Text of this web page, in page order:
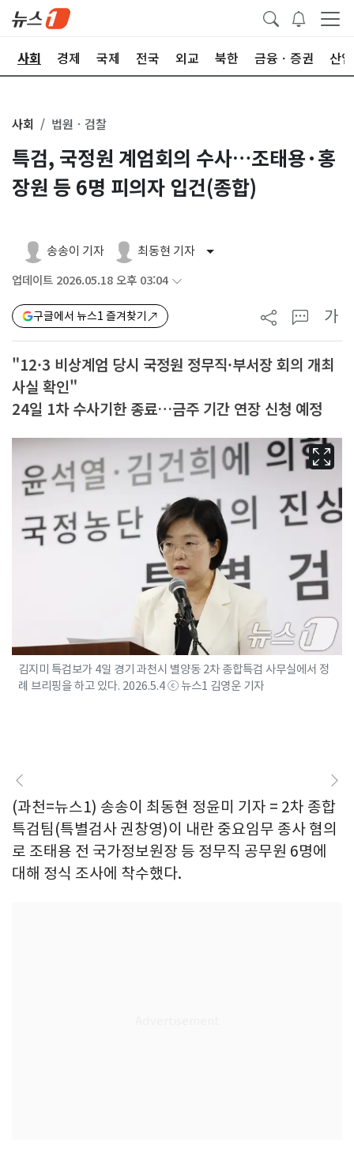
사회 경제 국제 전국 외교 북한 금융ㆍ증권 산업
사회 법원ㆍ검찰
특검, 국정원 계엄회의 수사…조태용·홍
장원 등 6명 피의자 입건(종합)
송송이 기자 최동현 기자
업데이트 2026.05.18 오후 03:04
구글에서 뉴스1 즐겨찾기 가
"12·3 비상계엄 당시 국정원 정무직·부서장 회의 개최
사실 확인"
24일 1차 수사기한 종료…금주 기간 연장 신청 예정
김지미 특검보가 4일 경기 과천시 별양동 2차 종합특검 사무실에서 정
례 브리핑을 하고 있다. 2026.5.4 ⓒ 뉴스1 김영운 기자
(과천=뉴스1) 송송이 최동현 정윤미 기자 = 2차 종합
특검팀(특별검사 권창영)이 내란 중요임무 종사 혐의
로 조태용 전 국가정보원장 등 정무직 공무원 6명에
대해 정식 조사에 착수했다.